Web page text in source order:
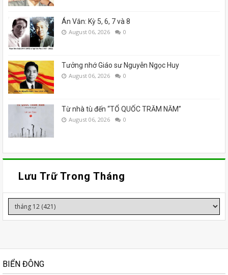
Án Văn: Kỳ 5, 6, 7 và 8
August 06, 2026 0
Tưởng nhớ Giáo sư Nguyễn Ngọc Huy
August 06, 2026 0
Từ nhà tù đến “TỔ QUỐC TRĂM NĂM”
August 06, 2026 0
Lưu Trữ Trong Tháng
BIỂN ĐÔNG